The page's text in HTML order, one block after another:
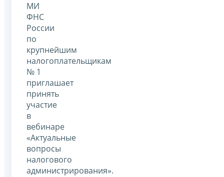
МИ
ФНС
России
по
крупнейшим
налогоплательщикам
№ 1
приглашает
принять
участие
в
вебинаре
«Актуальные
вопросы
налогового
администрирования».